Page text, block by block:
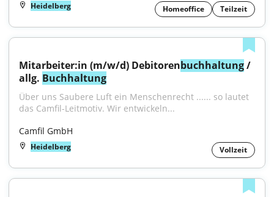
Heidelberg Homeoffice Teilzeit
Mitarbeiter:in (m/w/d) Debitorenbuchhaltung /
allg. Buchhaltung
Über uns Saubere Luft ein Menschenrecht ...... so lautet
das Camfil-Leitmotiv. Wir entwickeln...
Camfil GmbH
Heidelberg Vollzeit